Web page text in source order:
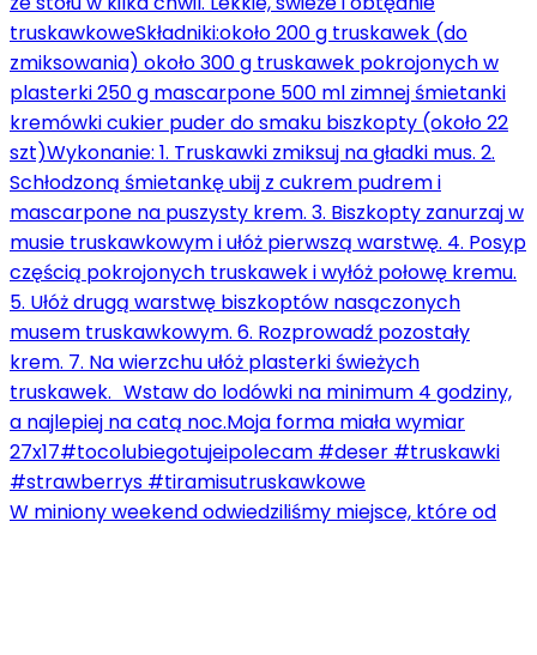
W miniony weekend odwiedziliśmy miejsce, które od